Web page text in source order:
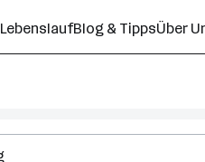
LebenslaufBlog & TippsÜber